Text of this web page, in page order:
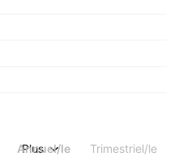
Annuel/le Trimestriel/le
Plus